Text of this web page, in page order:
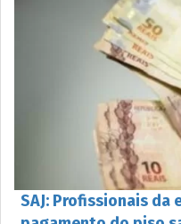
SAJ: Profissionais da